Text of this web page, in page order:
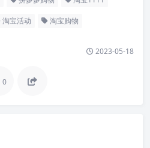
淘宝活动 淘宝购物
2023-05-18
0